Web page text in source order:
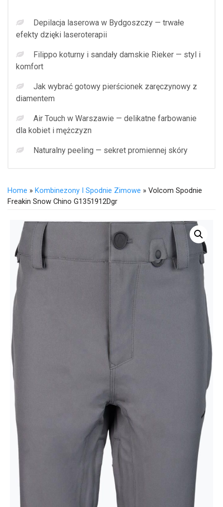
Depilacja laserowa w Bydgoszczy — trwałe
efekty dzięki laseroterapii
Filippo koturny i sandały damskie Rieker — styl i
komfort
Jak wybrać gotowy pierścionek zaręczynowy z
diamentem
Air Touch w Warszawie — delikatne farbowanie
dla kobiet i mężczyzn
Naturalny peeling — sekret promiennej skóry
Home » Kombinezony I Spodnie Zimowe » Volcom Spodnie
Freakin Snow Chino G1351912Dgr